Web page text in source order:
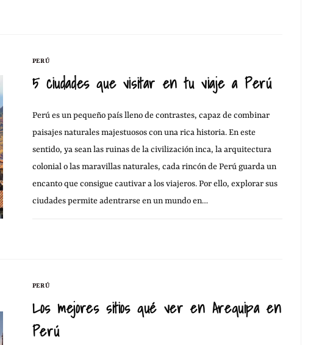
PERÚ
5 ciudades que visitar en tu viaje a Perú
Perú es un pequeño país lleno de contrastes, capaz de combinar
paisajes naturales majestuosos con una rica historia. En este
sentido, ya sean las ruinas de la civilización inca, la arquitectura
colonial o las maravillas naturales, cada rincón de Perú guarda un
encanto que consigue cautivar a los viajeros. Por ello, explorar sus
ciudades permite adentrarse en un mundo en…
PERÚ
Los mejores sitios qué ver en Arequipa en
Perú